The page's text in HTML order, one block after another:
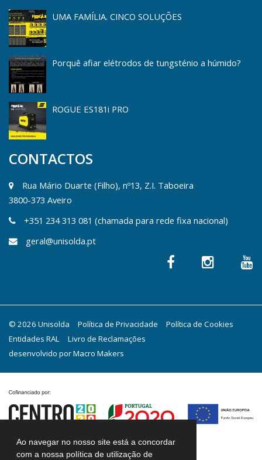
Ao navegar no nosso site está a concordar
com a nossa política de utilização de
UMA FAMÍLIA. CINCO SOLUÇÕES
Porquê afiar elétrodos de tungsténio a húmido?
ROGUE ES181i PRO
CONTACTOS
Rua Mário Duarte (Filho), nº13, Z.I. Taboeira
3800-373 Aveiro
+351 234 313 081 (chamada para rede fixa nacional)
geral@unisolda.pt
© 2026 Unisolda Política de Privacidade
Política de Cookies
Entidades RAL
Livro de Reclamações
desenvolvido porMacro Makers